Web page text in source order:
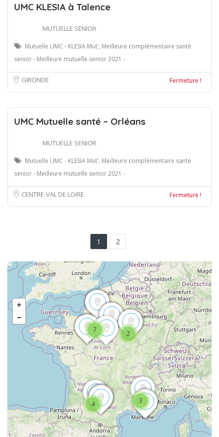
UMC KLESIA à Talence
MUTUELLE SENIOR
Mutuelle UMC - KLESIA Mut', Meilleure complémentaire santé
senior - Meilleure mutuelle senior 2021 -
GIRONDE Fermeture !
UMC Mutuelle santé – Orléans
MUTUELLE SENIOR
Mutuelle UMC - KLESIA Mut', Meilleure complémentaire santé
senior - Meilleure mutuelle senior 2021 -
CENTRE-VAL DE LOIRE Fermeture !
1 2
2
7
4 3